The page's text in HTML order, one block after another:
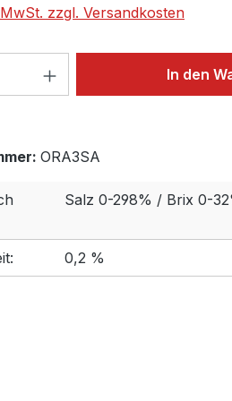
zzgl. Versandkosten
Anzahl: Gib denIn den
ORA3SA
Salz 0-298% / Brix 0-
0,2 %